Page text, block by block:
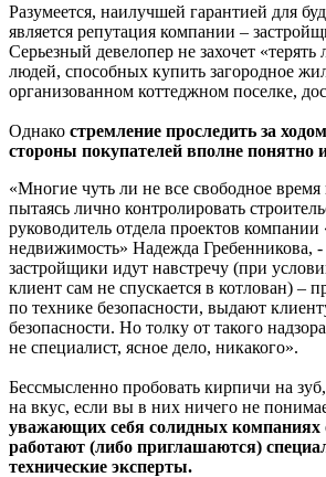
Разумеется, наилучшей гарантией для
является репутация компании –
Серьезный девелопер не захочет «терять
людей, способных купить загородное
организованном коттеджном поселке,
Однако стремление проследить за
стороны покупателей вполне понятно
«Многие чуть ли не все свободное время
пытаясь лично контролировать
руководитель отдела проектов
недвижимость» Надежда Гребенникова,
застройщики идут навстречу (при
клиент сам не спускается в котлован) –
по технике безопасности, выдают
безопасности. Но толку от такого
не специалист, ясное дело, никакого».
Бессмысленно пробовать кирпичи на
на вкус, если вы в них ничего не
уважающих себя солидных компаниях
работают (либо приглашаются)
технические эксперты.